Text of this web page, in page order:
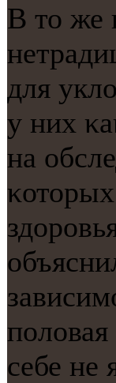
В то же
для
у них
на
себе не